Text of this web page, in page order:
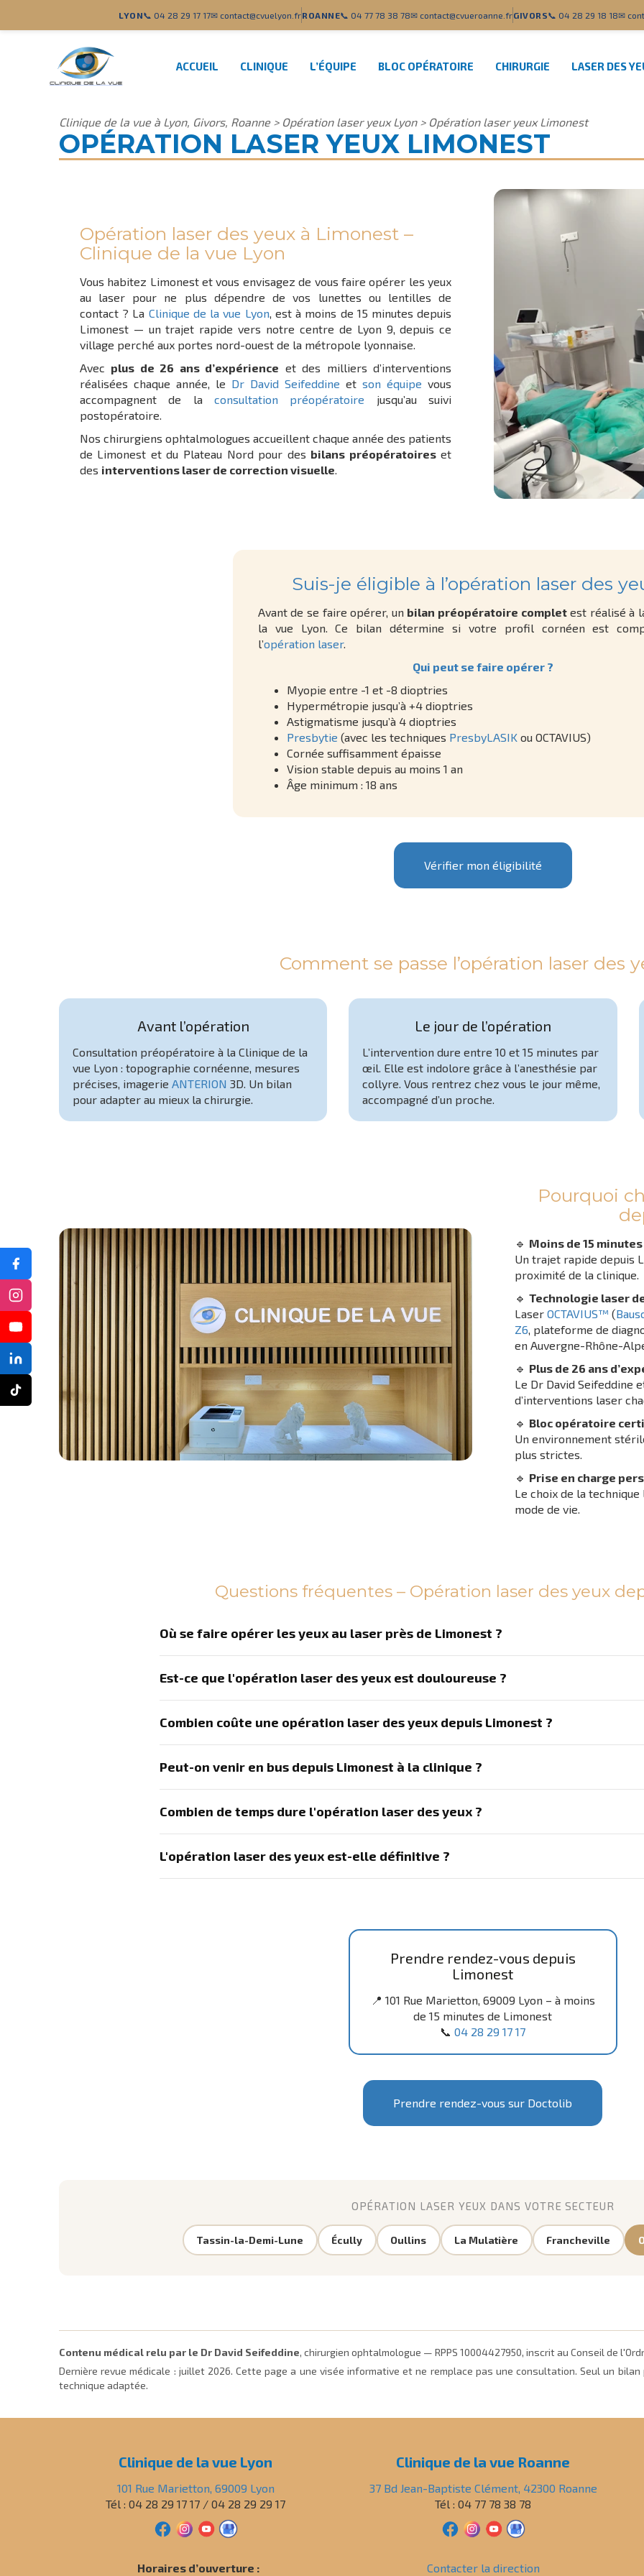
LYON📞 04 28 29 17 17✉ contact@cvuelyon.frROANNE📞 04 77 78 38 78✉ contact@cvueroanne.frGIVORS📞 04 28 29 18 18✉
ACCUEIL CLINIQUE L’ÉQUIPE BLOC OPÉRATOIRE CHIRURGIE LASER DES
Clinique de la vue à Lyon, Givors, Roanne> Opération laser yeux Lyon> Opération laser yeux Limonest
OPÉRATION LASER YEUX LIMONEST
Opération laser des yeux à Limonest –
Clinique de la vue Lyon
Vous habitez Limonest et vous envisagez de vous faire opérer les yeux
au laser pour ne plus dépendre de vos lunettes ou lentilles de
contact ? La Clinique de la vue Lyon, est à moins de 15 minutes depuis
Limonest — un trajet rapide vers notre centre de Lyon 9, depuis ce
village perché aux portes nord-ouest de la métropole lyonnaise.
Avec plus de 26 ans d’expérience et des milliers d’interventions
réalisées chaque année, le Dr David Seifeddine etson équipe vous
accompagnent de la consultation préopératoire jusqu’au suivi
postopératoire.
Nos chirurgiens ophtalmologues accueillent chaque année des patients
de Limonest et du Plateau Nord pour des bilans préopératoireset
des interventions laser de correction visuelle.
Suis-je éligible à l’opération laser des
Avant de se faire opérer, un bilan préopératoire completest réalisé à
la vue Lyon. Ce bilan détermine si votre profil cornéen est
l’opération laser.
Qui peut se faire opérer ?
Myopie entre -1 et -8 dioptries
Hypermétropie jusqu’à +4 dioptries
Astigmatisme jusqu’à 4 dioptries
Presbytie (avec les techniques PresbyLASIKou OCTAVIUS)
Cornée suffisamment épaisse
Vision stable depuis au moins 1 an
Âge minimum : 18 ans
Vérifier mon éligibilité
Comment se passe l’opération laser des
Avant l’opération
Consultation préopératoire à la Clinique de la
vue Lyon : topographie cornéenne, mesures
précises, imagerie ANTERION 3D. Un bilan
pour adapter au mieux la chirurgie.
Le jour de l’opération
L’intervention dure entre 10 et 15 minutes par
œil. Elle est indolore grâce à l’anesthésie par
collyre. Vous rentrez chez vous le jour même,
accompagné d’un proche.
Pourquoi
🔹 Moins de 15
Un trajet rapide depuis
proximité de la clinique.
🔹 Technologie laser
Laser OCTAVIUS™ (
Z6, plateforme de
en Auvergne-Rhône-
🔹 Plus de 26 ans
Le Dr David Seifeddine
d’interventions laser
🔹 Bloc opératoire
Un environnement
plus strictes.
🔹 Prise en charge
Le choix de la
mode de vie.
Questions fréquentes – Opération laser des yeux
Où se faire opérer les yeux au laser près de Limonest ?
Est-ce que l'opération laser des yeux est douloureuse ?
Combien coûte une opération laser des yeux depuis Limonest ?
Peut-on venir en bus depuis Limonest à la clinique ?
Combien de temps dure l'opération laser des yeux ?
L'opération laser des yeux est-elle définitive ?
Prendre rendez-vous depuis
Limonest
📍 101 Rue Marietton, 69009 Lyon – à moins
de 15 minutes de Limonest
📞04 28 29 17 17
Prendre rendez-vous sur Doctolib
OPÉRATION LASER YEUX DANS VOTRE SECTEUR
Tassin-la-Demi-Lune Écully Oullins La Mulatière Francheville
Contenu médical relu par le Dr David Seifeddine, chirurgien ophtalmologue — RPPS 10004427950, inscrit au Conseil de
Dernière revue médicale : juillet 2026. Cette page a une visée informative et ne remplace pas une consultation. Seul un
technique adaptée.
Clinique de la vue Lyon
101 Rue Marietton, 69009 Lyon
Tél : 04 28 29 17 17 / 04 28 29 29 17
Clinique de la vue Roanne
37 Bd Jean-Baptiste Clément, 42300 Roanne
Tél : 04 77 78 38 78
Horaires d’ouverture : Contacter la direction